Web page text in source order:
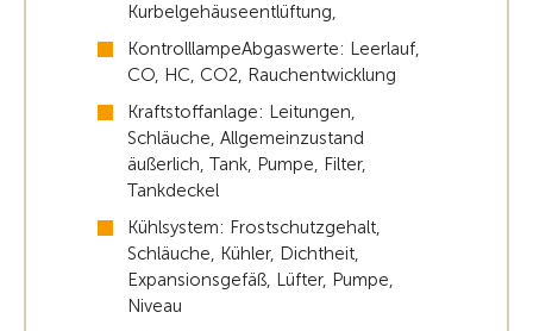
Kurbelgehäuseentlüftung,
KontrolllampeAbgaswerte: Leerlauf,
CO, HC, CO2, Rauchentwicklung
Kraftstoffanlage: Leitungen,
Schläuche, Allgemeinzustand
äußerlich, Tank, Pumpe, Filter,
Tankdeckel
Kühlsystem: Frostschutzgehalt,
Schläuche, Kühler, Dichtheit,
Expansionsgefäß, Lüfter, Pumpe,
Niveau